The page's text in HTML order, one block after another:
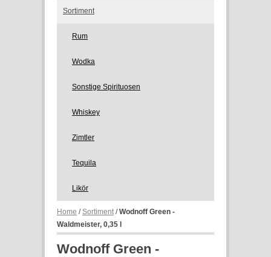
Sortiment
Rum
Wodka
Sonstige Spirituosen
Whiskey
Zimtler
Tequila
Likör
Home /Sortiment /Wodnoff Green -
Waldmeister, 0,35 l
Wodnoff Green -